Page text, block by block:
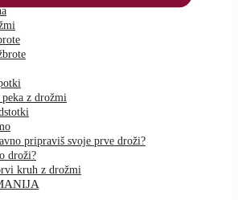
z drožmi
pripraviš svoje prve droži?
droži?
kruh z drožmi